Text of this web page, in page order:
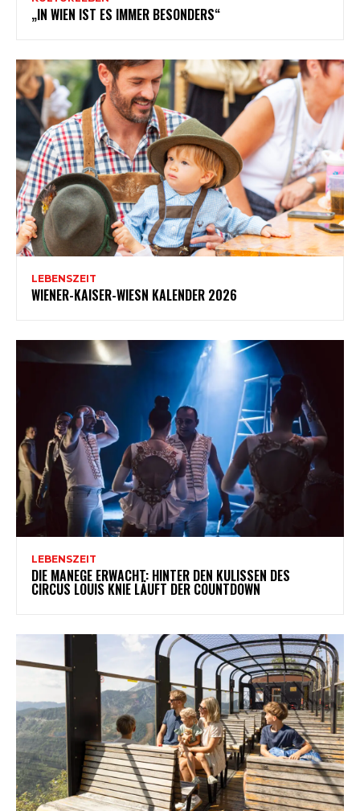
„IN WIEN IST ES IMMER BESONDERS“
LEBENSZEIT
WIENER-KAISER-WIESN KALENDER 2026
LEBENSZEIT
DIE MANEGE ERWACHT: HINTER DEN KULISSEN DES
CIRCUS LOUIS KNIE LÄUFT DER COUNTDOWN